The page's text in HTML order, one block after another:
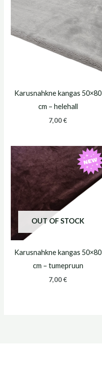
Karusnahkne kangas 50×80
cm – helehall
7,00€
OUT OF STOCK
Karusnahkne kangas 50×80
cm – tumepruun
7,00€